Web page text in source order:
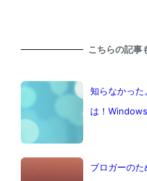
こちらの記事
知らなかった
は！
ブロガーの